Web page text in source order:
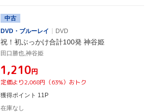
中古
DVD・ブルーレイ
DVD
祝！初ぶっかけ合計100発 神谷姫
田口勝也,神谷姫
¥1,210円
定価より2,068円（63%）おトク
獲得ポイント 11P
在庫なし